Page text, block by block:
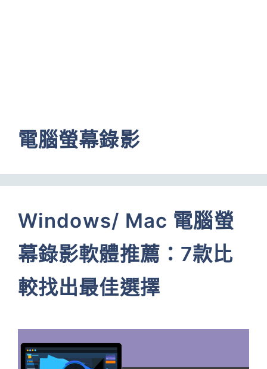
電腦螢幕錄影
Windows/ Mac 電腦螢
幕錄影軟體推薦：7款比
較找出最佳選擇